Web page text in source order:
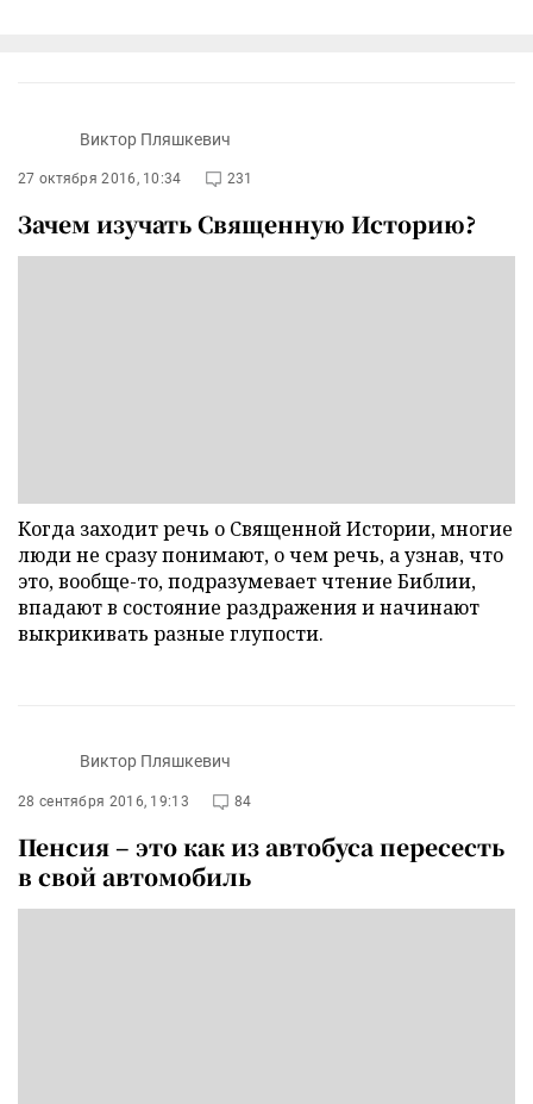
Виктор Пляшкевич
27 октября 2016, 10:34 231
Зачем изучать Священную Историю?
Когда заходит речь о Священной Истории, многие
люди не сразу понимают, о чем речь, а узнав, что
это, вообще-то, подразумевает чтение Библии,
впадают в состояние раздражения и начинают
выкрикивать разные глупости.
Виктор Пляшкевич
28 сентября 2016, 19:13 84
Пенсия – это как из автобуса пересесть
в свой автомобиль